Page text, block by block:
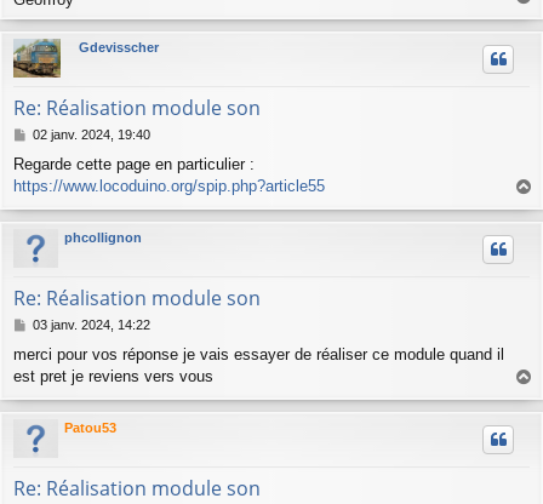
a
u
Gdevisscher
Re: Réalisation module son
M
s
s
g
e
02 janv. 2024, 19:40
Regarde cette page en particulier :
https://www.locoduino.org/spip.php?article55
a
u
phcollignon
Re: Réalisation module son
M
s
s
g
e
03 janv. 2024, 14:22
merci pour vos réponse je vais essayer de réaliser ce module quand il
est pret je reviens vers vous
a
u
Patou53
Re: Réalisation module son